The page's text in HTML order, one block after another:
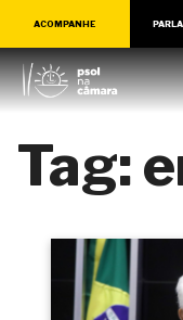
ACOMPANHE
Tag: